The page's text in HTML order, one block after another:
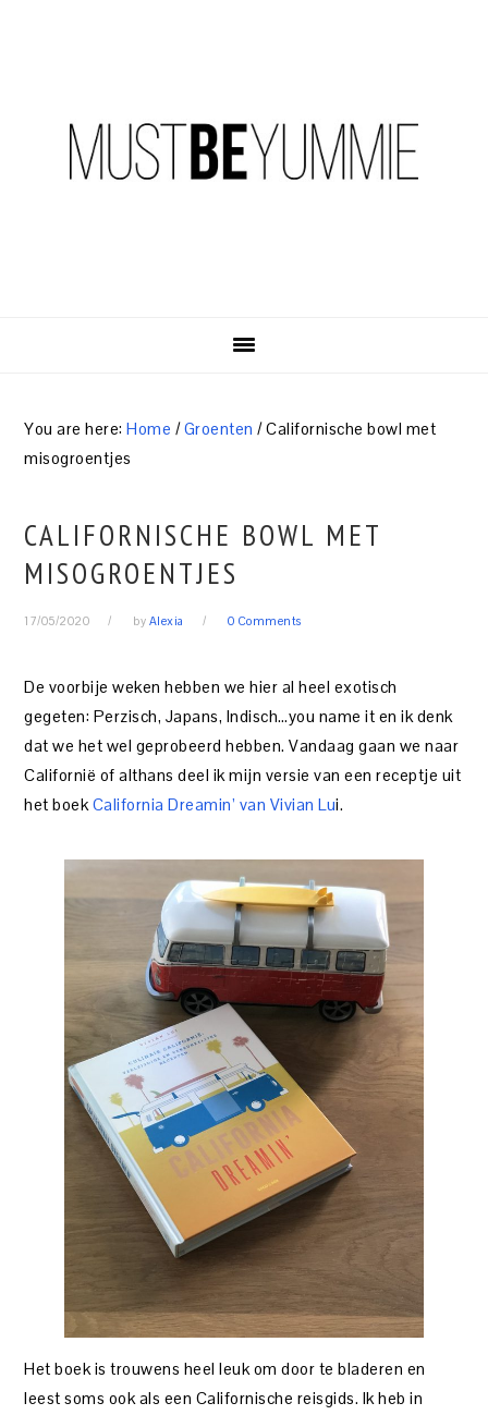
You are here:Home /Groenten /Californische bowl met
misogroentjes
CALIFORNISCHE BOWL MET
MISOGROENTJES
17/05/2020 by Alexia 0 Comments
De voorbije weken hebben we hier al heel exotisch
gegeten: Perzisch, Japans, Indisch…you name it en ik denk
dat we het wel geprobeerd hebben. Vandaag gaan we naar
Californië of althans deel ik mijn versie van een receptje uit
het boekCalifornia Dreamin’ van Vivian Lui.
Het boek is trouwens heel leuk om door te bladeren en
leest soms ook als een Californische reisgids. Ik heb in